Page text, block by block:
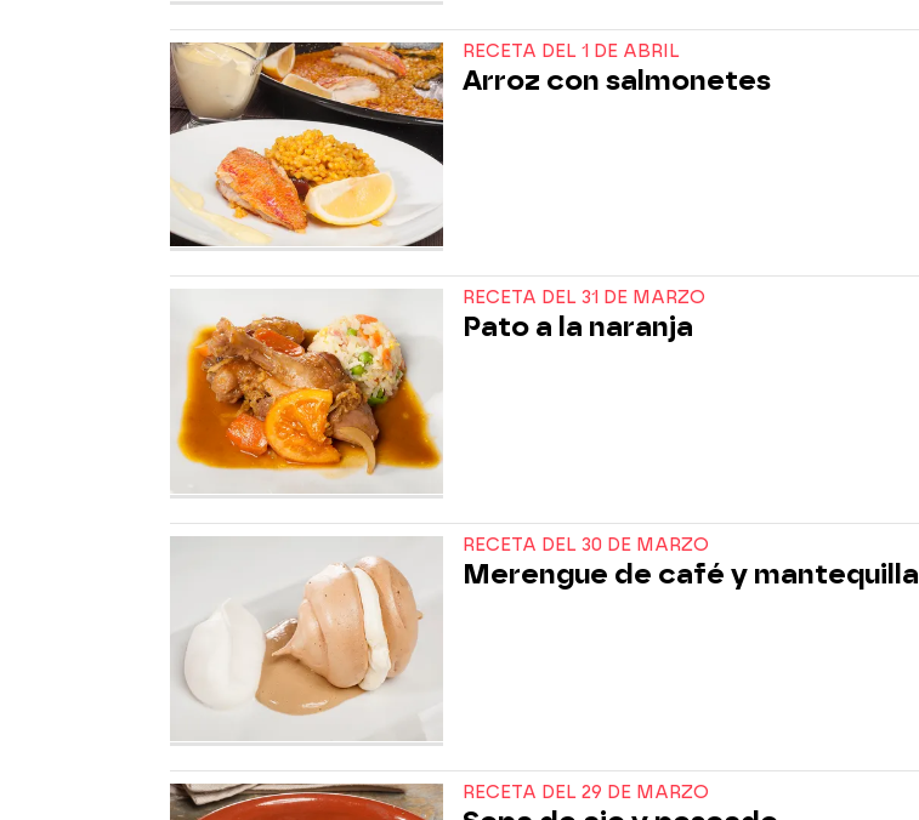
RECETA DEL 1 DE ABRIL
Arroz con salmonetes
RECETA DEL 31 DE MARZO
Pato a la naranja
RECETA DEL 30 DE MARZO
Merengue de café y mantequilla
RECETA DEL 29 DE MARZO